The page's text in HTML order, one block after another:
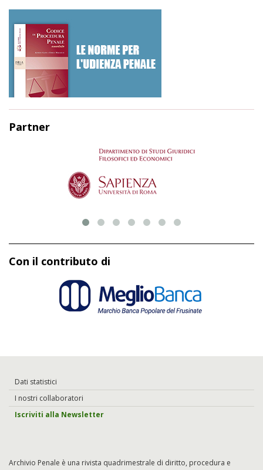
Partner
Con il contributo di
Dati statistici
I nostri collaboratori
Iscriviti alla Newsletter
Archivio Penale è una rivista quadrimestrale di diritto, procedura e